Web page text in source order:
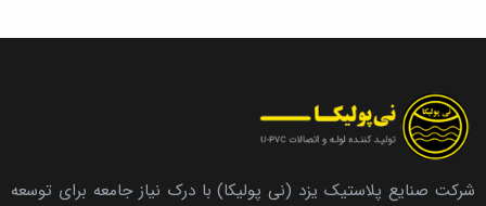
شرکت صنایع پلاستیک یزد (نی پولیکا) با درک نیاز جامعه برای توسعه